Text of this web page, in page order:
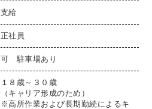
支給
正社員
可 駐車場あり
１８歳～３０歳
（キャリア形成のため）
※高所作業および長期勤続によるキ